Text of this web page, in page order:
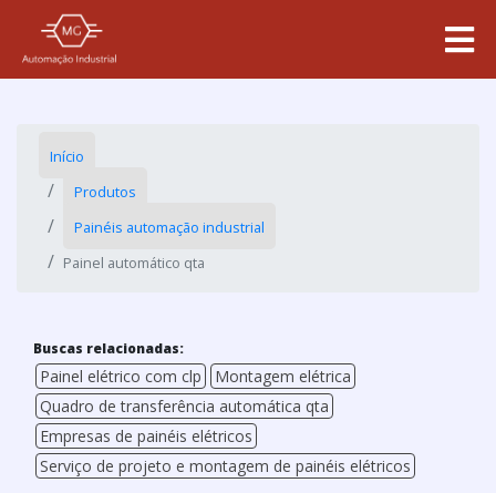
Início
Produtos
Painéis automação industrial
Painel automático qta
Buscas relacionadas:
Painel elétrico com clp
Montagem elétrica
Quadro de transferência automática qta
Empresas de painéis elétricos
Serviço de projeto e montagem de painéis elétricos